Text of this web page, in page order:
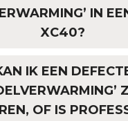
IN
XC40?
IK EEN
OF IS